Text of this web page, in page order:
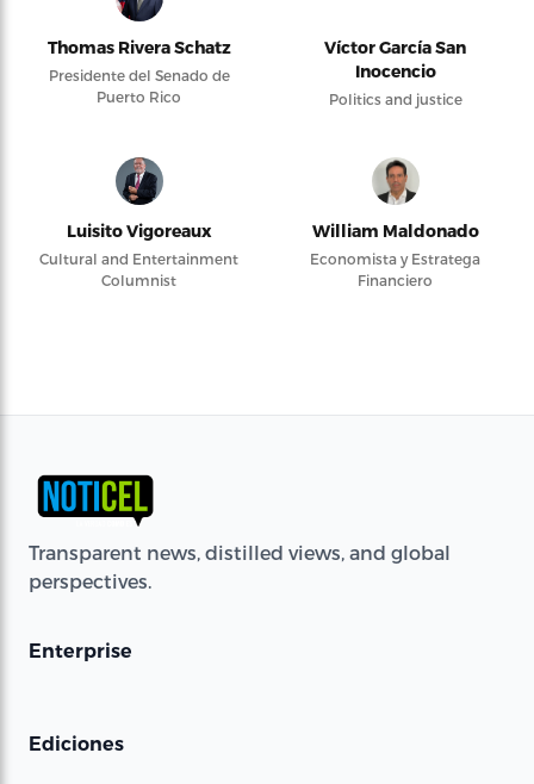
Thomas Rivera Schatz
Presidente del Senado de
Puerto Rico
Víctor García San
Inocencio
Politics and justice
Luisito Vigoreaux
Cultural and Entertainment
Columnist
William Maldonado
Economista y Estratega
Financiero
Transparent news, distilled views, and global
perspectives.
Enterprise
Ediciones